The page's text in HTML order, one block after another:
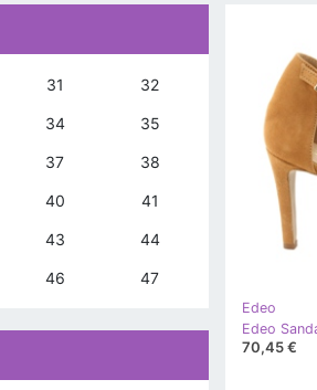
Edeo
70,45 €
31 32
34 35
37 38
40 41
43 44
46 47